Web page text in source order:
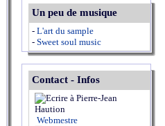
Un peu de musique
- L'art du sample
- Sweet soul music
Contact - Infos
Webmestre